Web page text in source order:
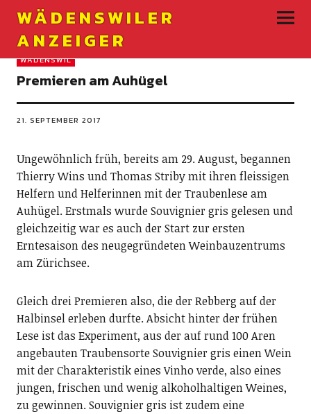
WÄDENSWILER
ANZEIGER
WÄDENSWIL
Premieren am Auhügel
21. SEPTEMBER 2017
Ungewöhnlich früh, bereits am 29. August, begannen
Thierry Wins und Thomas Striby mit ihren fleissigen
Helfern und Helferinnen mit der Traubenlese am
Auhügel. Erstmals wurde Souvignier gris gelesen und
gleichzeitig war es auch der Start zur ersten
Erntesaison des neugegründeten Weinbauzentrums
am Zürichsee.
Gleich drei Premieren also, die der Rebberg auf der
Halbinsel erleben durfte. Absicht hinter der frühen
Lese ist das Experiment, aus der auf rund 100 Aren
angebauten Traubensorte Souvignier gris einen Wein
mit der Charakteristik eines Vinho verde, also eines
jungen, frischen und wenig alkoholhaltigen Weines,
zu gewinnen. Souvignier gris ist zudem eine